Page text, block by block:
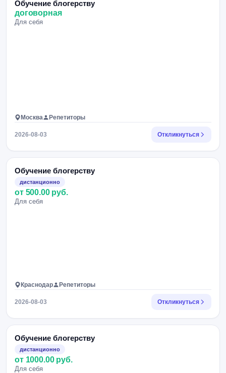
Обучение блогерству
договорная
Для себя
Москва Репетиторы
2026-08-03 Откликнуться
Обучение блогерству
дистанционно
от 500.00 руб.
Для себя
Краснодар Репетиторы
2026-08-03 Откликнуться
Обучение блогерству
дистанционно
от 1000.00 руб.
Для себя